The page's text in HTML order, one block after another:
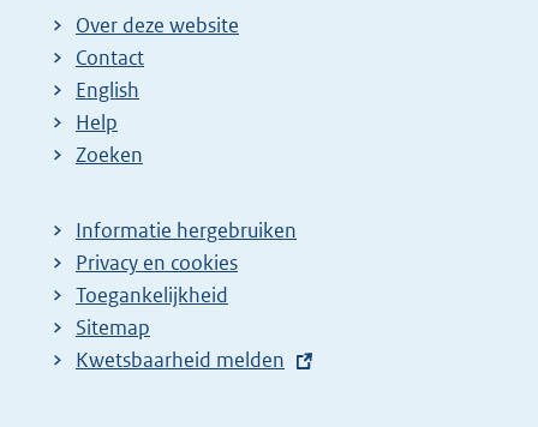
Over deze website
Contact
English
Help
Zoeken
Informatie hergebruiken
Privacy en cookies
Toegankelijkheid
Sitemap
E
Kwetsbaarheid melden